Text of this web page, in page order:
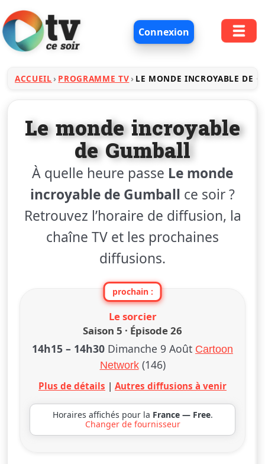
Connexion
ACCUEIL PROGRAMME TV LE MONDE INCROYABLE DE
Le monde incroyable
de Gumball
À quelle heure passe Le monde
incroyable de Gumball ce soir ?
Retrouvez l’horaire de diffusion, la
chaîne TV et les prochaines
diffusions.
prochain :
Le sorcier
Saison 5 · Épisode 26
14h15 – 14h30 Dimanche 9 Août Cartoon
Network(146)
Plus de détails | Autres diffusions à venir
Horaires affichés pour la France — Free.
Changer de fournisseur